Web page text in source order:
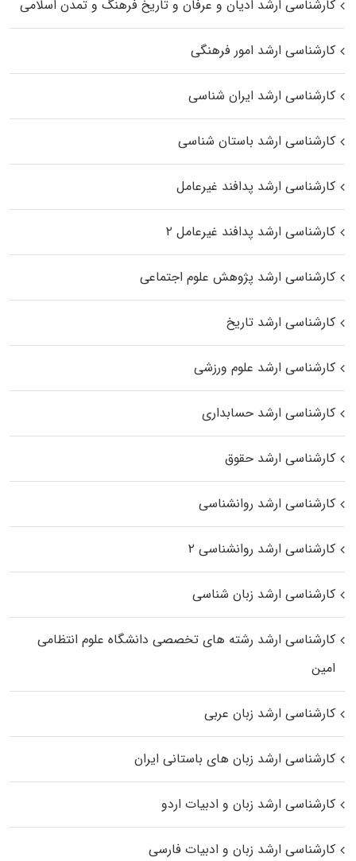
کارشناسی ارشد ادیان و عرفان و تاریخ فرهنگ و تمدن اسلامی
کارشناسی ارشد امور فرهنگی
کارشناسی ارشد ایران شناسی
کارشناسی ارشد باستان شناسی
کارشناسی ارشد پدافند غیرعامل
کارشناسی ارشد پدافند غیرعامل ۲
کارشناسی ارشد پژوهش علوم اجتماعی
کارشناسی ارشد تاریخ
کارشناسی ارشد علوم ورزشی
کارشناسی ارشد حسابداری
کارشناسی ارشد حقوق
کارشناسی ارشد روانشناسی
کارشناسی ارشد روانشناسی ۲
کارشناسی ارشد زبان شناسی
کارشناسی ارشد رﺷﺘﻪ ﻫﺎی تخصصی داﻧﺸﮕﺎه ﻋﻠﻮم انتظامی
اﻣﻴﻦ
کارشناسی ارشد زبان عربی
کارشناسی ارشد زبان‌ های باستانی ایران
کارشناسی ارشد زبان و ادبیات اردو
کارشناسی ارشد زبان و ادبیات فارسی